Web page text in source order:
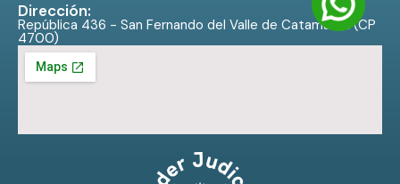
Dirección:
República 436 - San Fernando del Valle de Catamarca (CP
4700)